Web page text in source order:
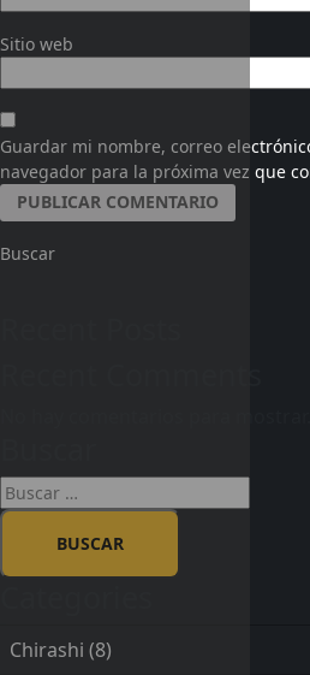
Sitio web
Guardar mi nombre, correo
navegador para la próxima vez que
Buscar
Chirashi (8)